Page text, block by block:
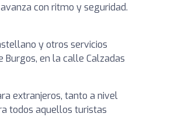
con ritmo y seguridad.
y otros servicios
Burgos, en la calle Calzadas
extranjeros, tanto a nivel
todos aquellos turistas